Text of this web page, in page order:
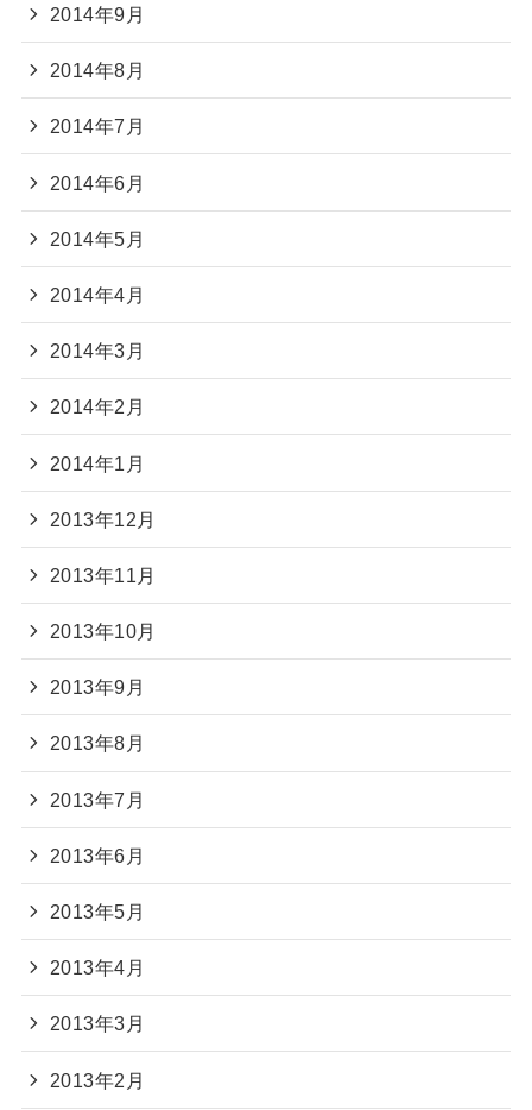
2014年9月
2014年8月
2014年7月
2014年6月
2014年5月
2014年4月
2014年3月
2014年2月
2014年1月
2013年12月
2013年11月
2013年10月
2013年9月
2013年8月
2013年7月
2013年6月
2013年5月
2013年4月
2013年3月
2013年2月